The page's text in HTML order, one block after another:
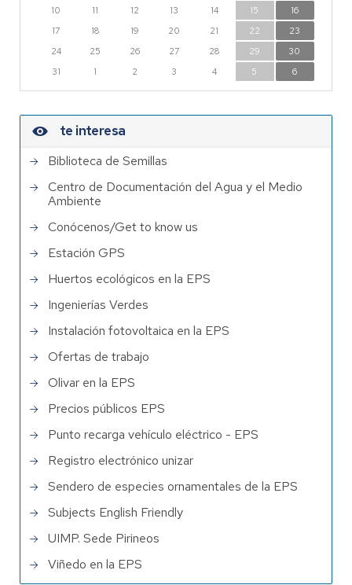
10
11 12 13 14 15
16
17
18 19 20 21 22
23
24
25 26 27 28 29
30
31
1 2 3 4 5 6
te interesa
Biblioteca de Semillas
Centro de Documentación del Agua y el Medio
Ambiente
Conócenos/Get to know us
Estación GPS
Huertos ecológicos en la EPS
Ingenierías Verdes
Instalación fotovoltaica en la EPS
Ofertas de trabajo
Olivar en la EPS
Precios públicos EPS
Punto recarga vehículo eléctrico - EPS
Registro electrónico unizar
Sendero de especies ornamentales de la EPS
Subjects English Friendly
UIMP. Sede Pirineos
Viñedo en la EPS